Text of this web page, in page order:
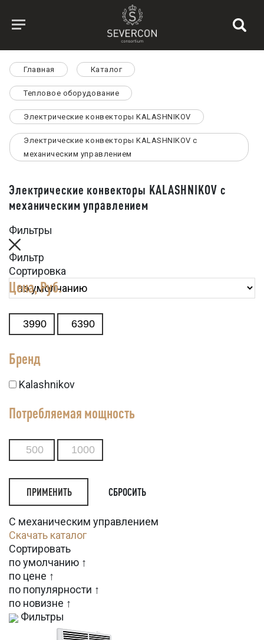
Главная Каталог
Тепловое оборудование
Электрические конвекторы KALASHNIKOV
Электрические конвекторы KALASHNIKOV с
механическим управлением
Электрические конвекторы KALASHNIKOV с
механическим управлением
Фильтры
Фильтр
Сортировка
Цена, Руб.
Бренд
Kalashnikov
Потребляемая мощность
СБРОСИТЬ
С механическим управлением
Скачать каталог
Сортировать
по умолчанию ↑
по цене ↑
по популярности ↑
по новизне ↑
Фильтры